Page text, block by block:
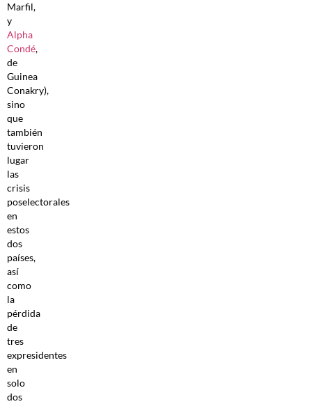
Marfil,
y
Alpha
Condé,
de
Guinea
Conakry),
sino
que
también
tuvieron
lugar
las
crisis
poselectorales
en
estos
dos
países,
así
como
la
pérdida
de
tres
expresidentes
en
solo
dos